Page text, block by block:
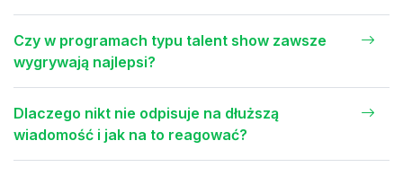
Czy w programach typu talent show zawsze
wygrywają najlepsi?
Dlaczego nikt nie odpisuje na dłuższą
wiadomość i jak na to reagować?